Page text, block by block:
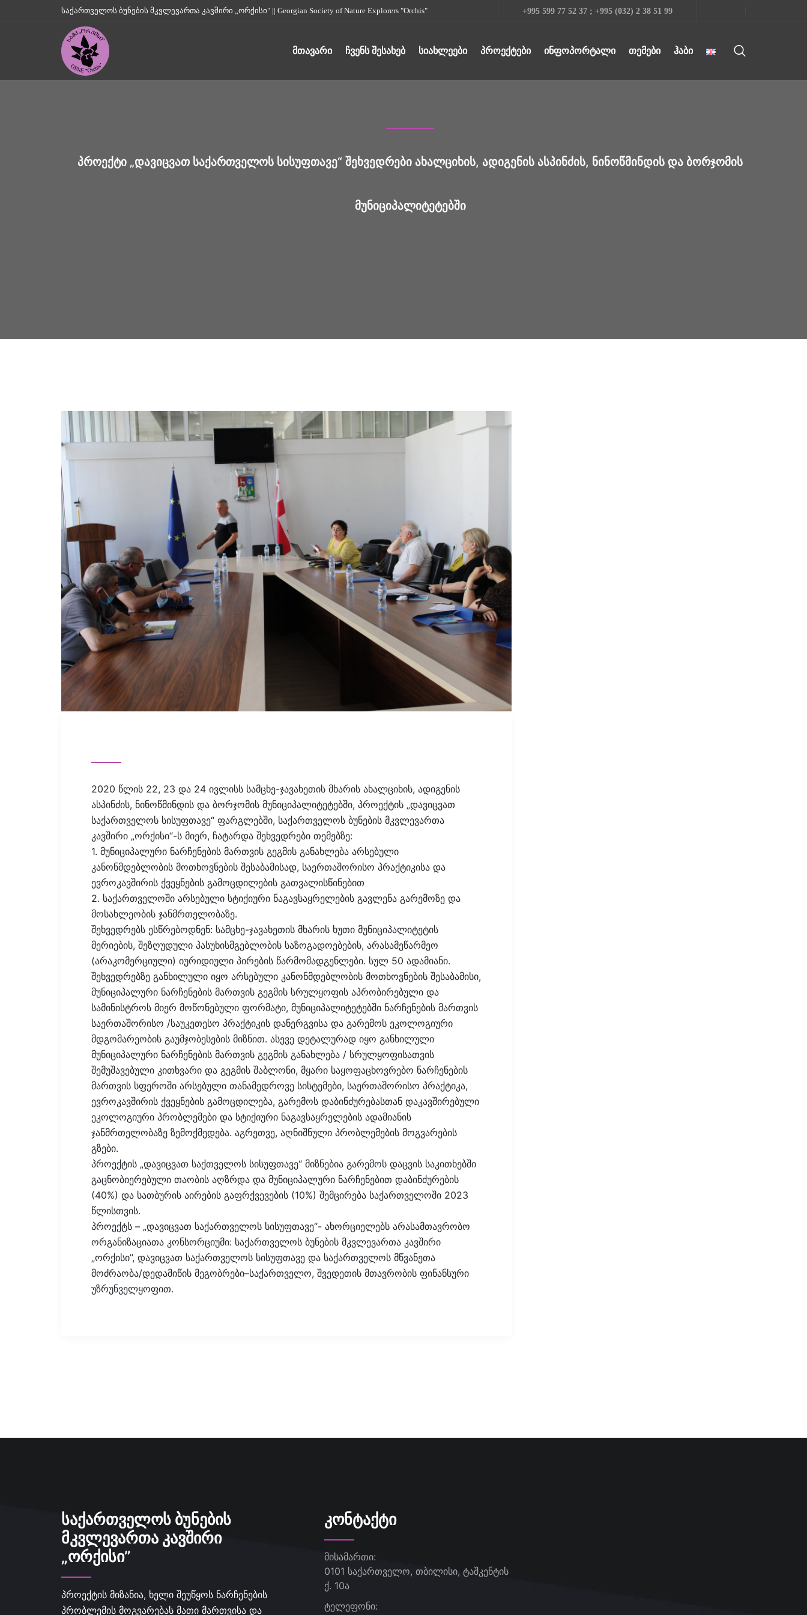
საქართველოს ბუნების მკვლევართა კავშირი „ორქისი" || Georgian Society of Nature Explorers "Orchis" +995 599 77 52 37 ; +995 (032) 2 38 51 99
ᲛᲗᲐᲕᲐᲠᲘ ᲩᲕᲔᲜᲡ ᲨᲔᲡᲐᲮᲔᲑ ᲡᲘᲐᲮᲚᲔᲔᲑᲘ ᲞᲠᲝᲔᲥᲢᲔᲑᲘ ᲘᲜᲤᲝᲞᲝᲠᲢᲐᲚᲘ ᲗᲔᲛᲔᲑᲘ ᲰᲐᲑᲘ
ᲞᲠᲝᲔᲥᲢᲘ „ᲓᲐᲕᲘᲪᲕᲐᲗ ᲡᲐᲥᲐᲠᲗᲕᲔᲚᲝᲡ ᲡᲘᲡᲣᲤᲗᲐᲕᲔ“ ᲨᲔᲮᲕᲔᲓᲠᲔᲑᲘ ᲐᲮᲐᲚᲪᲘᲮᲘᲡ, ᲐᲓᲘᲒᲔᲜᲘᲡ ᲐᲡᲞᲘᲜᲫᲘᲡ, ᲜᲘᲜᲝᲬᲛᲘᲜᲓᲘᲡ ᲓᲐ ᲑᲝᲠᲯᲝᲛᲘᲡ
ᲛᲣᲜᲘᲪᲘᲞᲐᲚᲘᲢᲔᲢᲔᲑᲨᲘ
2020 წლის 22, 23 და 24 ივლისს სამცხე-ჯავახეთის მხარის ახალციხის, ადიგენის
ასპინძის, ნინოწმინდის და ბორჯომის მუნიციპალიტეტებში, პროექტის „დავიცვათ
საქართველოს სისუფთავე“ ფარგლებში, საქართველოს ბუნების მკვლევართა
კავშირი „ორქისი“-ს მიერ, ჩატარდა შეხვედრები თემებზე:
1. მუნიციპალური ნარჩენების მართვის გეგმის განახლება არსებული
კანონმდებლობის მოთხოვნების შესაბამისად, საერთაშორისო პრაქტიკისა და
ევროკავშირის ქვეყნების გამოცდილების გათვალისწინებით
2. საქართველოში არსებული სტიქიური ნაგავსაყრელების გავლენა გარემოზე და
მოსახლეობის ჯანმრთელობაზე.
შეხვედრებს ესწრებოდნენ: სამცხე-ჯავახეთის მხარის ხუთი მუნიციპალიტეტის
მერიების, შეზღუდული პასუხისმგებლობის საზოგადოებების, არასამეწარმეო
(არაკომერციული) იურიდიული პირების წარმომადგენლები. სულ 50 ადამიანი.
შეხვედრებზე განხილული იყო არსებული კანონმდებლობის მოთხოვნების შესაბამისი,
მუნიციპალური ნარჩენების მართვის გეგმის სრულყოფის აპრობირებული და
სამინისტროს მიერ მოწონებული ფორმატი, მუნიციპალიტეტებში ნარჩენების მართვის
საერთაშორისო /საუკეთესო პრაქტიკის დანერგვისა და გარემოს ეკოლოგიური
მდგომარეობის გაუმჯობესების მიზნით. ასევე დეტალურად იყო განხილული
მუნიციპალური ნარჩენების მართვის გეგმის განახლება / სრულყოფისათვის
შემუშავებული კითხვარი და გეგმის შაბლონი, მყარი საყოფაცხოვრებო ნარჩენების
მართვის სფეროში არსებული თანამედროვე სისტემები, საერთაშორისო პრაქტიკა,
ევროკავშირის ქვეყნების გამოცდილება, გარემოს დაბინძურებასთან დაკავშირებული
ეკოლოგიური პრობლემები და სტიქიური ნაგავსაყრელების ადამიანის
ჯანმრთელობაზე ზემოქმედება. აგრეთვე, აღნიშნული პრობლემების მოგვარების
გზები.
პროექტის „დავიცვათ საქთველოს სისუფთავე“ მიზნებია გარემოს დაცვის საკითხებში
გაცნობიერებული თაობის აღზრდა და მუნიციპალური ნარჩენებით დაბინძურების
(40%) და სათბურის აირების გაფრქვევების (10%) შემცირება საქართველოში 2023
წლისთვის.
პროექტს – „დავიცვათ საქართველოს სისუფთავე“- ახორციელებს არასამთავრობო
ორგანიზაციათა კონსორციუმი: საქართველოს ბუნების მკვლევართა კავშირი
„ორქისი”, დავიცვათ საქართველოს სისუფთავე და საქართველოს მწვანეთა
მოძრაობა/დედამიწის მეგობრები–საქართველო, შვედეთის მთავრობის ფინანსური
უზრუნველყოფით.
ᲡᲐᲥᲐᲠᲗᲕᲔᲚᲝᲡ ᲑᲣᲜᲔᲑᲘᲡ
ᲛᲙᲕᲚᲔᲕᲐᲠᲗᲐ ᲙᲐᲕᲨᲘᲠᲘ
„ᲝᲠᲥᲘᲡᲘ”
პროექტის მიზანია, ხელი შეუწყოს ნარჩენების
პრობლემის მოგვარებას მათი მართვისა და
ᲙᲝᲜᲢᲐᲥᲢᲘ
მისამართი:
0101 საქართველო, თბილისი, ტაშკენტის
ქ. 10ა
ტელეფონი: